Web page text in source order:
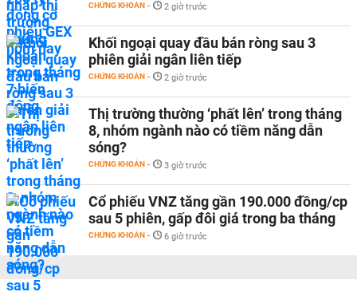
CHỨNG KHOÁN - 2 giờ trước
Khối ngoại quay đầu bán ròng sau 3
phiên giải ngân liên tiếp
CHỨNG KHOÁN - 2 giờ trước
Thị trường thường ‘phất lên’ trong tháng
8, nhóm ngành nào có tiềm năng dẫn
sóng?
CHỨNG KHOÁN - 3 giờ trước
Cổ phiếu VNZ tăng gần 190.000 đồng/cp
sau 5 phiên, gấp đôi giá trong ba tháng
CHỨNG KHOÁN - 6 giờ trước